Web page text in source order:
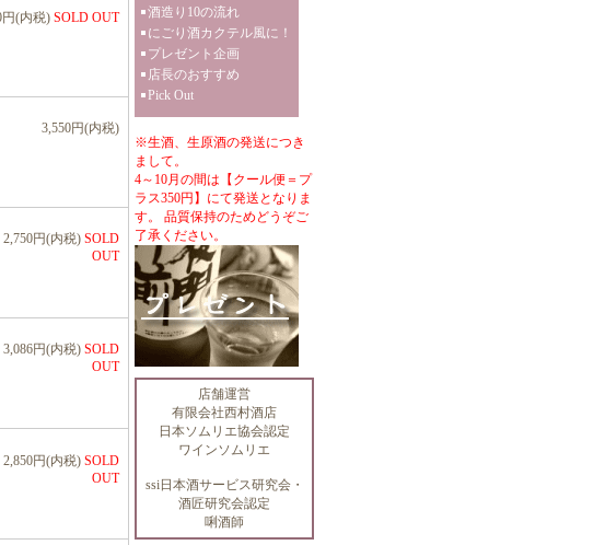
円(内税) SOLD OUT
3,550円(内税)
2,750円(内税) SOLD
OUT
3,086円(内税) SOLD
OUT
2,850円(内税) SOLD
OUT
酒造り10の流れ
にごり酒カクテル風に！
プレゼント企画
店長のおすすめ
Pick Out
※生酒、生原酒の発送につき
まして。
4～10月の間は【クール便＝プ
ラス350円】にて発送となりま
す。 品質保持のためどうぞご
了承ください。
店舗運営
有限会社西村酒店
日本ソムリエ協会認定
ワインソムリエ
ssi日本酒サービス研究会・
酒匠研究会認定
唎酒師